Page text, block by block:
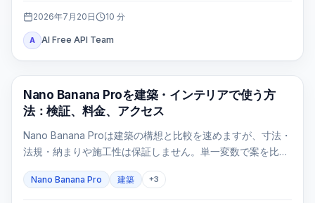
2026年7月20日 10 分
A AI Free API Team
AI画像生成
Nano Banana Proを建築・インテリアで使う方
法：検証、料金、アクセス
Nano Banana Proは建築の構想と比較を速めますが、寸法・
法規・納まりや施工性は保証しません。単一変数で案を比較
Nano Banana Pro 建築 +3